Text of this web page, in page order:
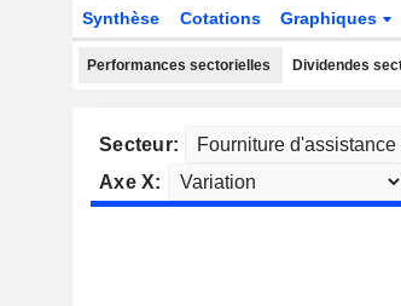
Synthèse Cotations Graphiques
Performances sectorielles Dividendes
Secteur:
Axe X: